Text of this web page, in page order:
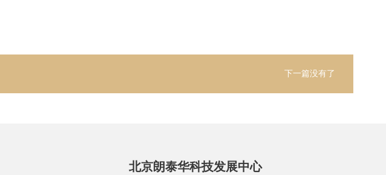
下一篇没有了
北京朗泰华科技发展中心